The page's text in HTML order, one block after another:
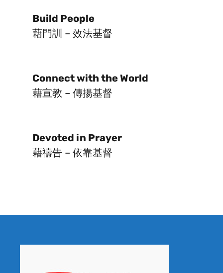
Build People
藉門訓 – 效法基督
Connect with the World
藉宣教 – 傳揚基督
Devoted in Prayer
藉禱告 – 依靠基督